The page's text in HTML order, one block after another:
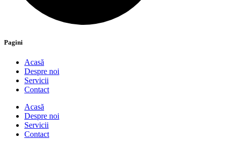
Pagini
Acasă
Despre noi
Servicii
Contact
Acasă
Despre noi
Servicii
Contact